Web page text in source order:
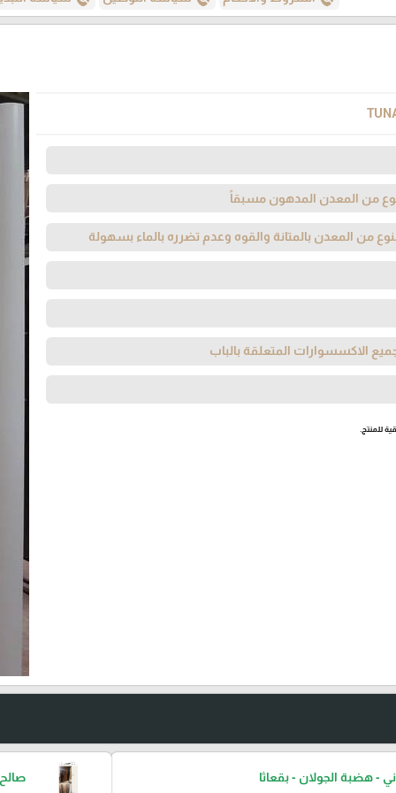
من المعدن المدهون مسبقاً
من المعدن بالمتانة والقوه وعدم تضرره بالماء بسهولة
الاكسسوارات المتعلقة بالباب
للمنتج.
- هضبة الجولان - بقعاثا